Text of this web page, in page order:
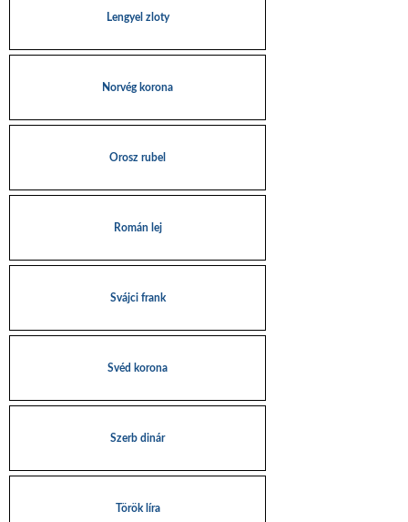
Lengyel zloty
Norvég korona
Orosz rubel
Román lej
Svájci frank
Svéd korona
Szerb dinár
Török líra